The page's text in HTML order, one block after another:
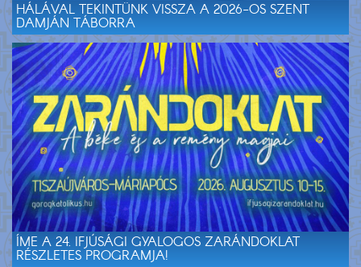
HÁLÁVAL TEKINTÜNK VISSZA A 2026-OS SZENT
DAMJÁN TÁBORRA
ÍME A 24. IFJÚSÁGI GYALOGOS ZARÁNDOKLAT
RÉSZLETES PROGRAMJA!